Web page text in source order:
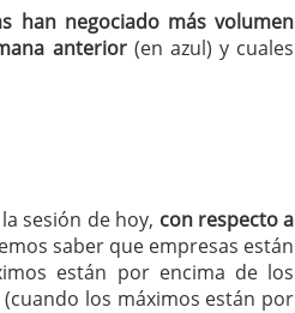
han negociado más volumen
anterior(en azul) y cuales
sesión de hoy, con respecto a
saber que empresas están
están por encima de los
los máximos están por